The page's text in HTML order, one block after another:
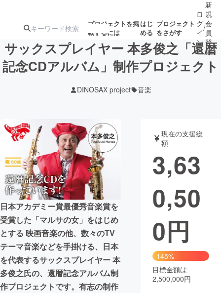
プロジェクトを掲
載するには
はじ
める
プロジェクト
をさがす
ジェクト
募集終了が近いプ
ロジェクト
アート・写真 音楽
テクノロジー・ガジェット ゲーム・サ
映像・映画
ビジネス・起業
まちづくり・地域活性化
CAMPFIRE for Social Good
CAMPFIRE Creation
CAMPFIREふるさと納税machi-ya コミュニティ
ロ
グ
イ
ン
/
新
規
会
員
登
録
サックスプレイヤー 本多俊之「還暦
記念CDアルバム」制作プロジェクト
DINOSAX project 音楽
日本アカデミー賞最優秀音楽賞を
受賞した「マルサの女」をはじめ
とする 映画音楽の他、数々のTV
テーマ音楽などを手掛ける、日本
を代表するサックスプレイヤー 本
多俊之氏の、還暦記念アルバム制
作プロジェクトです。有志の制作
現在の支援総
額
3,63
0,50
0円
145%
目標金額は
2,500,000円